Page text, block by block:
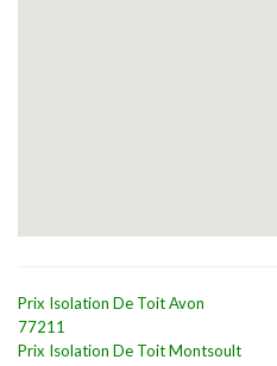
Prix Isolation De Toit Avon
77211
Prix Isolation De Toit Montsoult